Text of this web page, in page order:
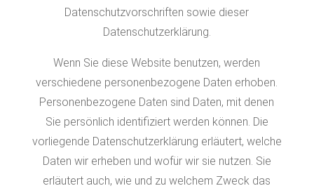
Datenschutzvorschriften sowie dieser
Datenschutzerklärung.
Wenn Sie diese Website benutzen, werden
verschiedene personenbezogene Daten erhoben.
Personenbezogene Daten sind Daten, mit denen
Sie persönlich identifiziert werden können. Die
vorliegende Datenschutzerklärung erläutert, welche
Daten wir erheben und wofür wir sie nutzen. Sie
erläutert auch, wie und zu welchem Zweck das